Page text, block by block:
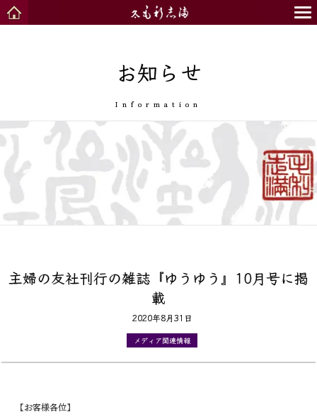
お知らせ
Information
主婦の友社刊行の雑誌『ゆうゆう』10月号に掲
載
2020年8月31日
メディア関連情報
【お客様各位】